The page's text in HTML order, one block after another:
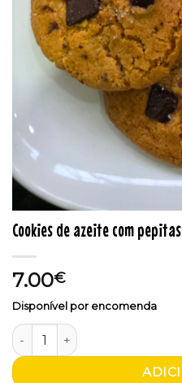
Cookies de azeite com
7.00€
Disponível por encomenda
Quantidade de Cookies de